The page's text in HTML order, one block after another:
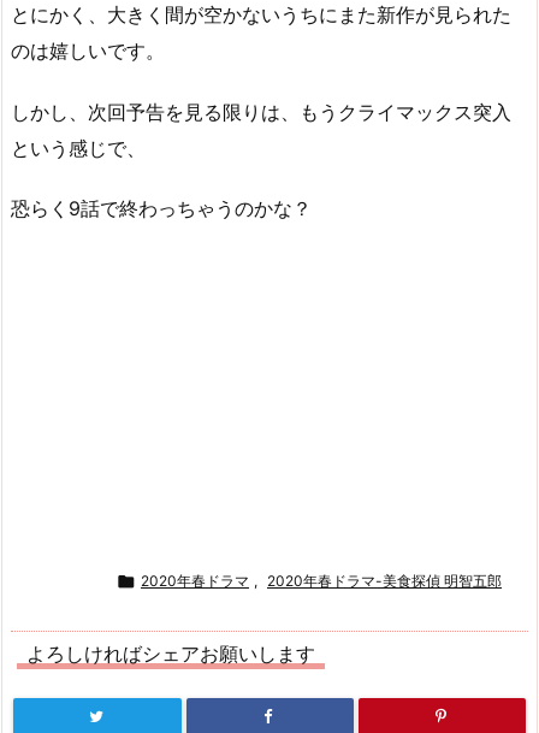
とにかく、大きく間が空かないうちにまた新作が見られた
のは嬉しいです。
しかし、次回予告を見る限りは、もうクライマックス突入
という感じで、
恐らく9話で終わっちゃうのかな？
 2020年春ドラマ , 2020年春ドラマ-美食探偵 明智五郎
よろしければシェアお願いします